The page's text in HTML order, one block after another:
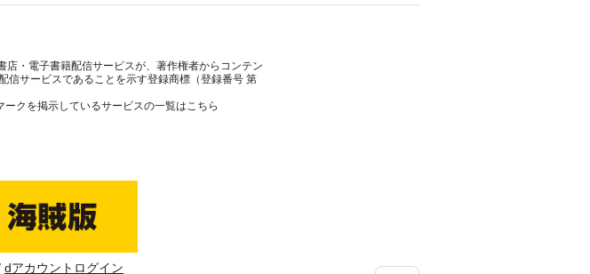
店・電子書籍配信サービスが、著作権者からコンテン
信サービスであることを示す登録商標（登録番号 第
クを掲示しているサービスの一覧はこちら
dアカウントログイン